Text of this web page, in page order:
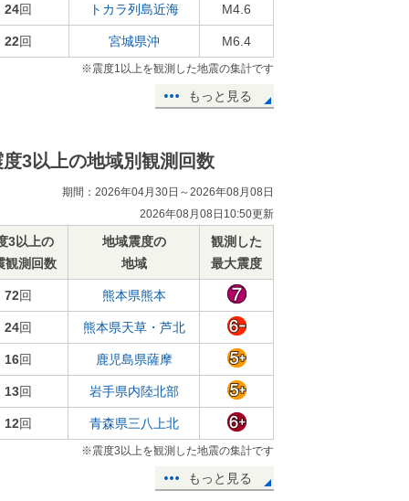
24回 トカラ列島近海 M4.6
22回 宮城県沖 M6.4
※震度1以上を観測した地震の集計です
もっと見る
度3以上の地域別観測回数
期間：2026年04月30日～2026年08月08日
2026年08月08日10:50更新
3以上の
観測回数
地域震度の
地域
観測した
最大震度
72回 熊本県熊本
24回 熊本県天草・芦北
16回 鹿児島県薩摩
13回 岩手県内陸北部
12回 青森県三八上北
※震度3以上を観測した地震の集計です
もっと見る